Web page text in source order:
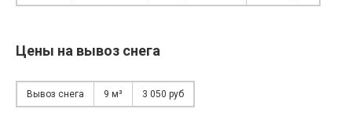
Цены на вывоз снега
Вывоз снега 9 м³ 3 050 руб